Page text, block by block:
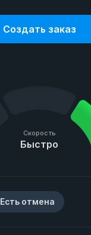
Создать заказ
Скорость
Быстро
Есть отмена